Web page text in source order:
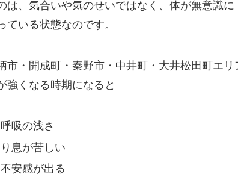
は、気合いや気のせいではなく、体が無意識
ている状態なのです。
市・開成町・秦野市・中井町・大井松田町エリ
強くなる時期になると
吸の浅さ
息が苦しい
安感が出る